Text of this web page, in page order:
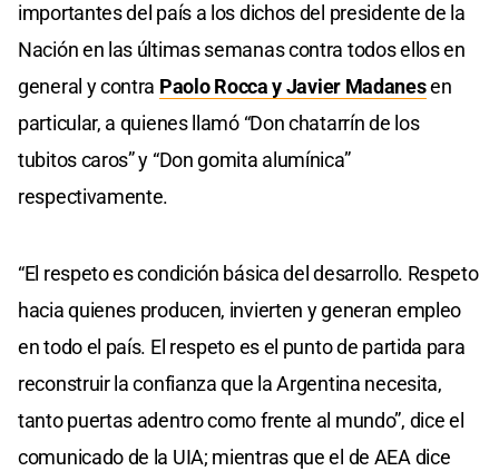
importantes del país a los dichos del presidente de la
Nación en las últimas semanas contra todos ellos en
general y contra Paolo Rocca y Javier Madanesen
particular, a quienes llamó “Don chatarrín de los
tubitos caros” y “Don gomita alumínica”
respectivamente.
“El respeto es condición básica del desarrollo. Respeto
hacia quienes producen, invierten y generan empleo
en todo el país. El respeto es el punto de partida para
reconstruir la confianza que la Argentina necesita,
tanto puertas adentro como frente al mundo”, dice el
comunicado de la UIA; mientras que el de AEA dice